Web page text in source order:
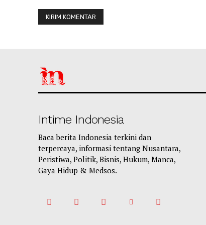
Intime Indonesia
Baca berita Indonesia terkini dan
terpercaya, informasi tentang Nusantara,
Peristiwa, Politik, Bisnis, Hukum, Manca,
Gaya Hidup & Medsos.